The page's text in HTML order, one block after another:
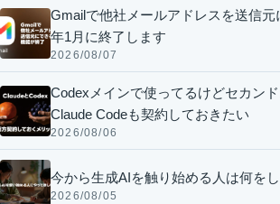
Gmailで他社メールアドレスを送信
年1月に終了します
2026/08/07
Codexメインで使ってるけどセカン
Claude Codeも契約しておきたい
2026/08/06
今から生成AIを触り始める人は何を
2026/08/05